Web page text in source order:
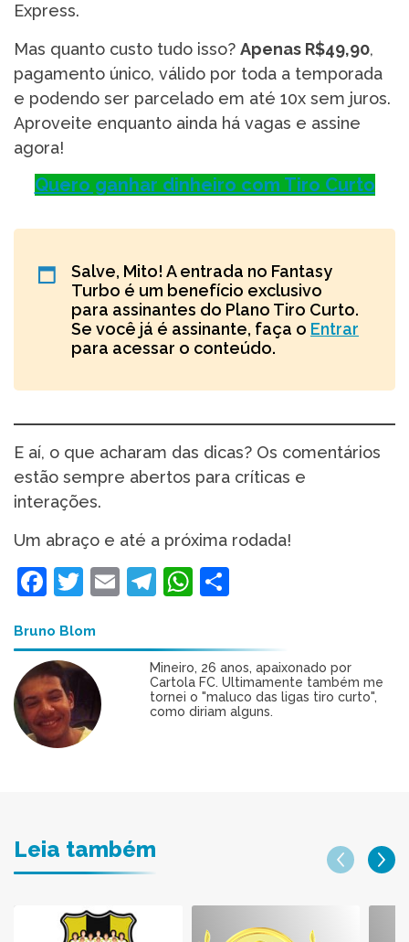
Express.
Mas quanto custo tudo isso? Apenas R$49,90,
pagamento único, válido por toda a temporada
e podendo ser parcelado em até 10x sem juros.
Aproveite enquanto ainda há vagas e assine
agora!
Quero ganhar dinheiro com Tiro Curto
Salve, Mito! A entrada no Fantasy
Turbo é um benefício exclusivo
para assinantes do Plano Tiro Curto.
Se você já é assinante, faça o Entrar
para acessar o conteúdo.
E aí, o que acharam das dicas? Os comentários
estão sempre abertos para críticas e
interações.
Um abraço e até a próxima rodada!
Facebook
Twitter
EmailTelegram
WhatsApp
Bruno Blom
Mineiro, 26 anos, apaixonado por
Cartola FC. Ultimamente também me
tornei o "maluco das ligas tiro curto",
como diriam alguns.
Leia também